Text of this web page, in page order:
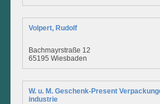
Volpert, Rudolf
Bachmayrstraße 12
65195 Wiesbaden
W. u. M. Geschenk-Present
industrie